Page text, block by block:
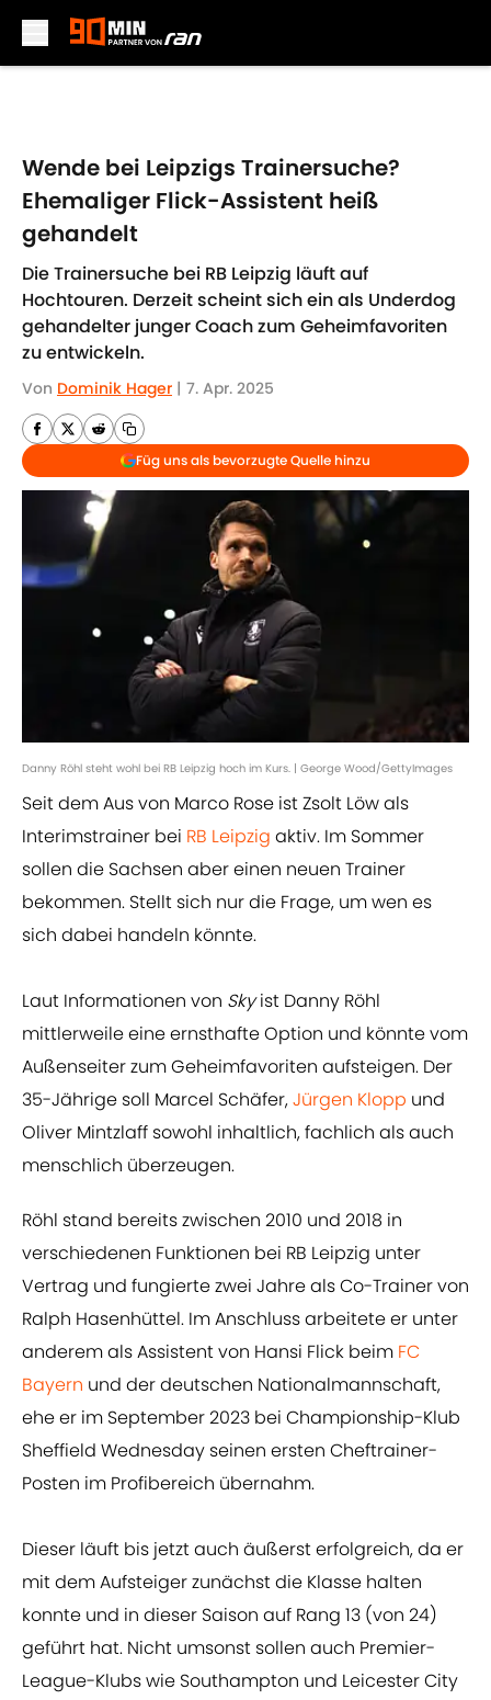
Wende bei Leipzigs Trainersuche?
Ehemaliger Flick-Assistent heiß
gehandelt
Die Trainersuche bei RB Leipzig läuft auf
Hochtouren. Derzeit scheint sich ein als Underdog
gehandelter junger Coach zum Geheimfavoriten
zu entwickeln.
Von Dominik Hager | 7. Apr. 2025
Füg uns als bevorzugte Quelle hinzu
Danny Röhl steht wohl bei RB Leipzig hoch im Kurs. | George Wood/GettyImages
Seit dem Aus von Marco Rose ist Zsolt Löw als
Interimstrainer bei RB Leipzig aktiv. Im Sommer
sollen die Sachsen aber einen neuen Trainer
bekommen. Stellt sich nur die Frage, um wen es
sich dabei handeln könnte.
Laut Informationen von Skyist Danny Röhl
mittlerweile eine ernsthafte Option und könnte vom
Außenseiter zum Geheimfavoriten aufsteigen. Der
35-Jährige soll Marcel Schäfer,Jürgen Klopp und
Oliver Mintzlaff sowohl inhaltlich, fachlich als auch
menschlich überzeugen.
Röhl stand bereits zwischen 2010 und 2018 in
verschiedenen Funktionen bei RB Leipzig unter
Vertrag und fungierte zwei Jahre als Co-Trainer von
Ralph Hasenhüttel. Im Anschluss arbeitete er unter
anderem als Assistent von Hansi Flick beim FC
Bayern und der deutschen Nationalmannschaft,
ehe er im September 2023 bei Championship-Klub
Sheffield Wednesday seinen ersten Cheftrainer-
Posten im Profibereich übernahm.
Dieser läuft bis jetzt auch äußerst erfolgreich, da er
mit dem Aufsteiger zunächst die Klasse halten
konnte und in dieser Saison auf Rang 13 (von 24)
geführt hat. Nicht umsonst sollen auch Premier-
League-Klubs wie Southampton und Leicester City